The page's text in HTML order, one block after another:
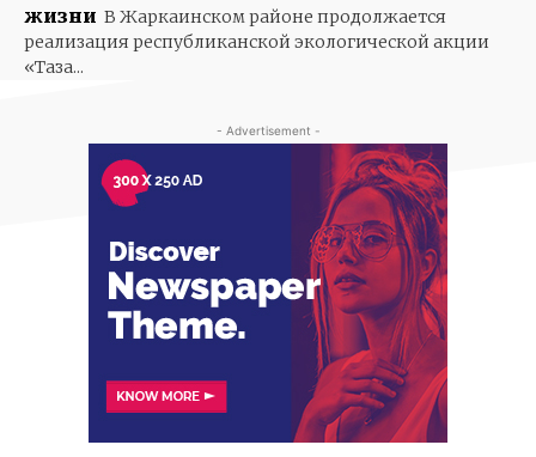
жизни В Жаркаинском районе продолжается
реализация республиканской экологической акции
«Таза...
- Advertisement -